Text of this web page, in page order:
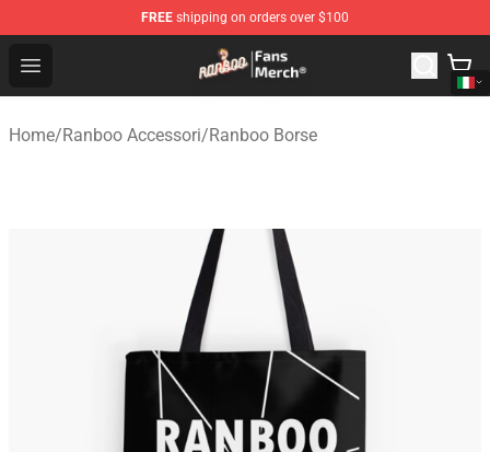
FREE shipping on orders over $100
Open menu
Ranboo Store - Official Ranboo Merchandise Shop
Home/Ranboo Accessori/Ranboo Borse